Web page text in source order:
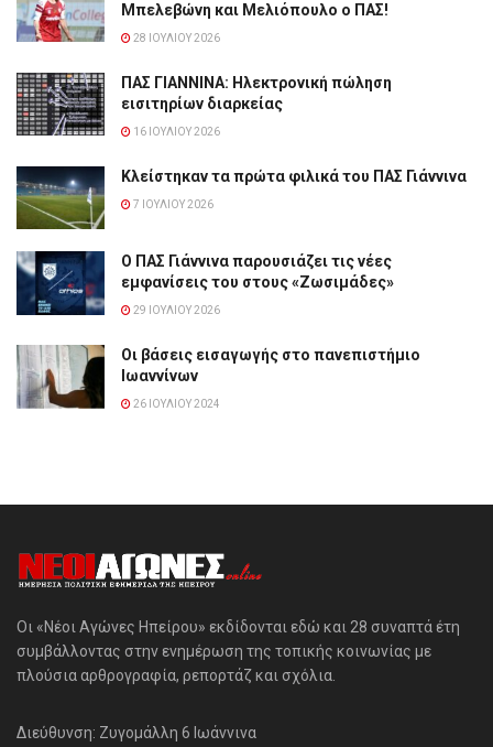
Μπελεβώνη και Μελιόπουλο ο ΠΑΣ!
28 ΙΟΥΛΊΟΥ 2026
ΠΑΣ ΓΙΑΝΝΙΝΑ: Hλεκτρονική πώληση
εισιτηρίων διαρκείας
16 ΙΟΥΛΊΟΥ 2026
Κλείστηκαν τα πρώτα φιλικά του ΠΑΣ Γιάννινα
7 ΙΟΥΛΊΟΥ 2026
Ο ΠΑΣ Γιάννινα παρουσιάζει τις νέες
εμφανίσεις του στους «Ζωσιμάδες»
29 ΙΟΥΛΊΟΥ 2026
Οι βάσεις εισαγωγής στο πανεπιστήμιο
Ιωαννίνων
26 ΙΟΥΛΊΟΥ 2024
Οι «Νέοι Αγώνες Ηπείρου» εκδίδονται εδώ και 28 συναπτά έτη
συμβάλλοντας στην ενημέρωση της τοπικής κοινωνίας με
πλούσια αρθρογραφία, ρεπορτάζ και σχόλια.
Διεύθυνση: Ζυγομάλλη 6 Ιωάννινα